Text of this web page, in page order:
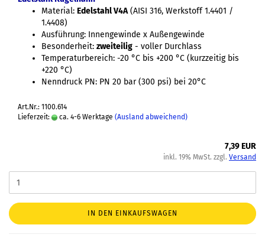
Material: Edelstahl V4A(AISI 316, Werkstoff 1.4401 /
1.4408)
Ausführung: Innengewinde x Außengewinde
Besonderheit: zweiteilig - voller Durchlass
Temperaturbereich: -20 °C bis +200 °C (kurzzeitig bis
+220 °C)
Nenndruck PN: PN 20 bar (300 psi) bei 20°C
Art.Nr.: 1100.614
Lieferzeit:
ca. 4-6 Werktage (Ausland abweichend)
7,39 EUR
inkl. 19% MwSt. zzgl. Versand
IN DEN EINKAUFSWAGEN